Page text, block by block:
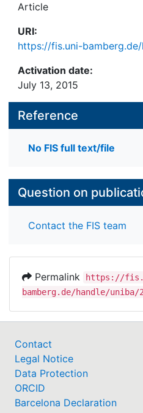
Article
URI:
https://fis.uni-
Activation date:
July 13, 2015
Reference
No FIS full text/file
Question on
Contact the FIS team
Permalink
https://
bamberg.de/handle/uniba/
Contact
Legal Notice
Data Protection
ORCID
Barcelona Declaration